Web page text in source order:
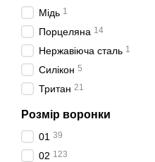
Мідь 1
Порцеляна 14
Нержавіюча сталь 1
Силікон 5
Тритан 21
Розмір воронки
01 39
02 123